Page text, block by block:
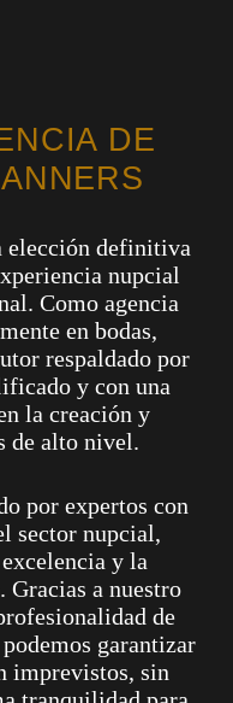
DE
elección definitiva
nupcial
Como agencia
en bodas,
respaldado por
y con una
la creación y
de alto nivel.
por expertos con
sector nupcial,
y la
Gracias a nuestro
de
garantizar
imprevistos, sin